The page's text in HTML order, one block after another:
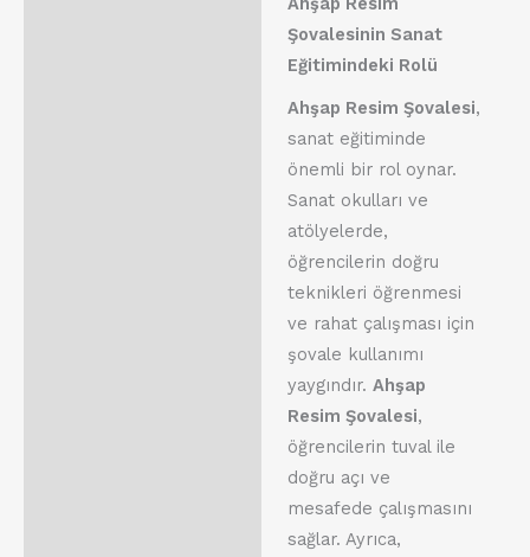
Şovalesinin Sanat
Eğitimindeki Rolü
Ahşap Resim Şovalesi,
sanat eğitiminde
önemli bir rol oynar.
Sanat okulları ve
atölyelerde,
öğrencilerin doğru
teknikleri öğrenmesi
ve rahat çalışması için
şovale kullanımı
yaygındır. Ahşap
Resim Şovalesi,
öğrencilerin tuval ile
doğru açı ve
mesafede çalışmasını
sağlar. Ayrıca,